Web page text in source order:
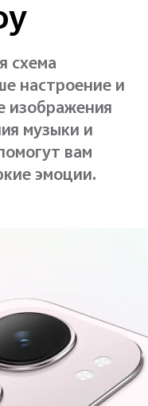
схема
настроение и
изображения
музыки и
вам
эмоции.